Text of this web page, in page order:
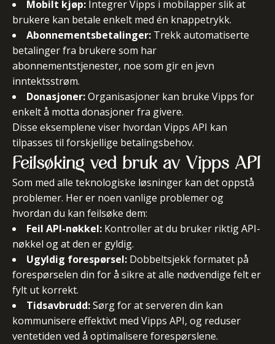
Mobilt kjøp: Integrer Vipps i mobilapper slik at
brukere kan betale enkelt med én knappetrykk.
Abonnementsbetalinger: Trekk automatiserte
betalinger fra brukere som har
abonnementstjenester, noe som gir en jevn
inntektsstrøm.
Donasjoner:Organisasjoner kan bruke Vipps for
enkelt å motta donasjoner fra givere.
Disse eksemplene viser hvordan Vipps API kan
tilpasses til forskjellige betalingsbehov.
Feilsøking ved bruk av Vipps API
Som med alle teknologiske løsninger kan det oppstå
problemer. Her er noen vanlige problemer og
hvordan du kan feilsøke dem:
Feil API-nøkkel: Kontroller at du bruker riktig API-
nøkkel og at den er gyldig.
Ugyldig forespørsel: Dobbeltsjekk formatet på
forespørselen din for å sikre at alle nødvendige felt er
fylt ut korrekt.
Tidsavbrudd:Sørg for at serveren din kan
kommunisere effektivt med Vipps API, og reduser
ventetiden ved å optimalisere forespørslene.